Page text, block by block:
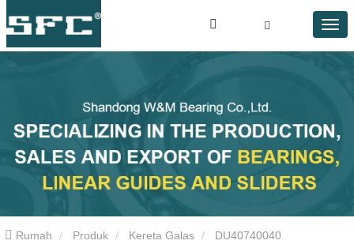
Rumah Produk Kereta Galas